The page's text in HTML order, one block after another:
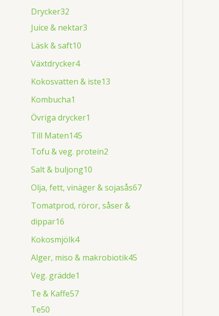
Drycker32
Juice & nektar3
Läsk & saft10
Växtdrycker4
Kokosvatten & iste13
Kombucha1
Övriga drycker1
Till Maten145
Tofu & veg. protein2
Salt & buljong10
Olja, fett, vinäger & sojasås67
Tomatprod, röror, såser &
dippar16
Kokosmjölk4
Alger, miso & makrobiotik45
Veg. grädde1
Te & Kaffe57
Te50